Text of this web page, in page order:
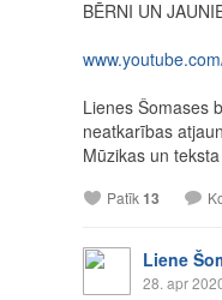
BĒRNI UN
Lienes Šomases
neatkarības
Mūzikas un
Patīk13
Liene
28. apr